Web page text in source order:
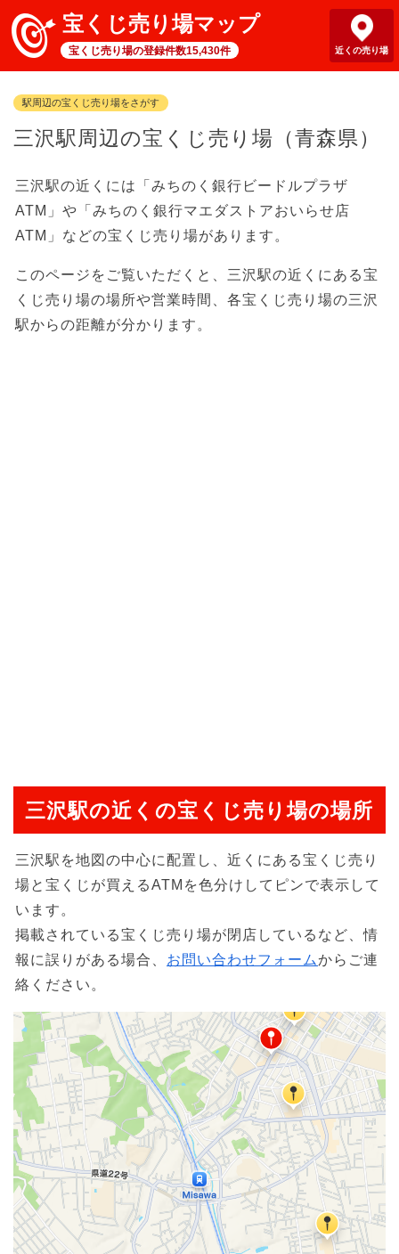
宝くじ売り場マップ
宝くじ売り場の登録件数15,430件 近くの売り場
駅周辺の宝くじ売り場をさがす
三沢駅周辺の宝くじ売り場（青森県）
三沢駅の近くには「みちのく銀行ビードルプラザ
ATM」や「みちのく銀行マエダストアおいらせ店
ATM」などの宝くじ売り場があります。
このページをご覧いただくと、三沢駅の近くにある宝
くじ売り場の場所や営業時間、各宝くじ売り場の三沢
駅からの距離が分かります。
三沢駅の近くの宝くじ売り場の場所
三沢駅を地図の中心に配置し、近くにある宝くじ売り
場と宝くじが買えるATMを色分けしてピンで表示して
います。
掲載されている宝くじ売り場が閉店しているなど、情
報に誤りがある場合、 お問い合わせフォームからご連
絡ください。